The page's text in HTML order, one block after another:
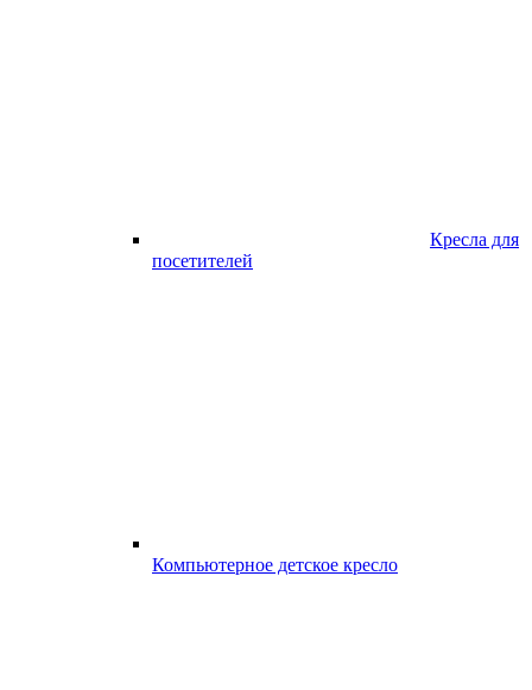
Кресла для
посетителей
Компьютерное детское кресло